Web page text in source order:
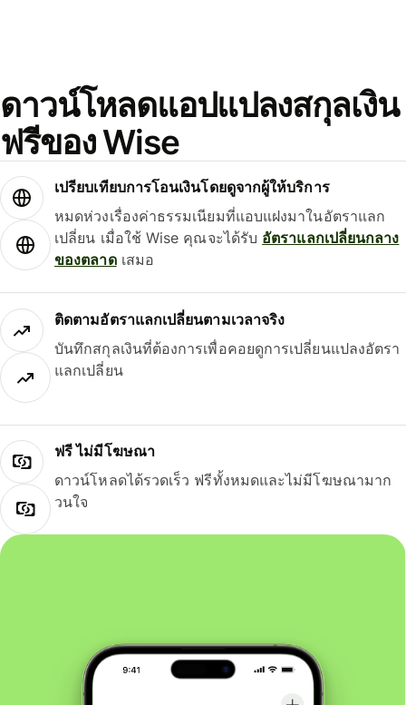
ดาวน์โหลดแอปแปลงสกุลเงิน
ฟรีของ Wise
เปรียบเทียบการโอนเงินโดยดูจากผู้ให้บริการ
หมดห่วงเรื่องค่าธรรมเนียมที่แอบแฝงมาในอัตราแลก
เปลี่ยน เมื่อใช้ Wise คุณจะได้รับ อัตราแลกเปลี่ยนกลาง
ของตลาดเสมอ
ติดตามอัตราแลกเปลี่ยนตามเวลาจริง
บันทึกสกุลเงินที่ต้องการเพื่อคอยดูการเปลี่ยนแปลงอัตรา
แลกเปลี่ยน
ฟรี ไม่มีโฆษณา
ดาวน์โหลดได้รวดเร็ว ฟรีทั้งหมดและไม่มีโฆษณามาก
วนใจ